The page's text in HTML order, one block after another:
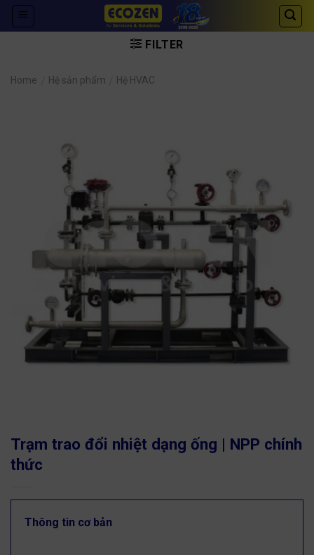
Skip
FILTER
Home Hệ sản phẩm Hệ HVAC
Trạm trao đổi nhiệt dạng ống | NPP chính
thức
Thông tin cơ bản